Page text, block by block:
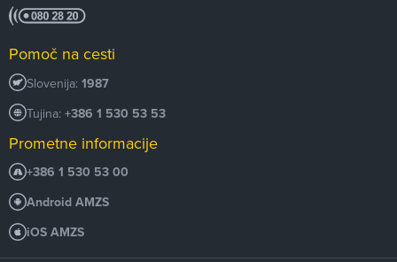
Pomoč na cesti
Slovenija: 1987
Tujina: +386 1 530 53 53
Prometne informacije
+386 1 530 53 00
Android AMZS
iOS AMZS